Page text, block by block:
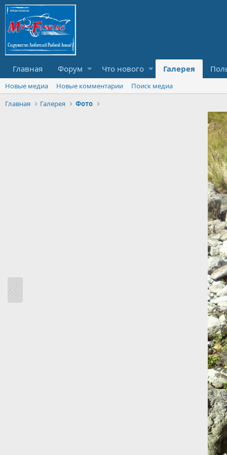
Главная Форум Что нового Галерея
Новые медиа Новые комментарии
Поиск медиа
Главная
Галерея Фото